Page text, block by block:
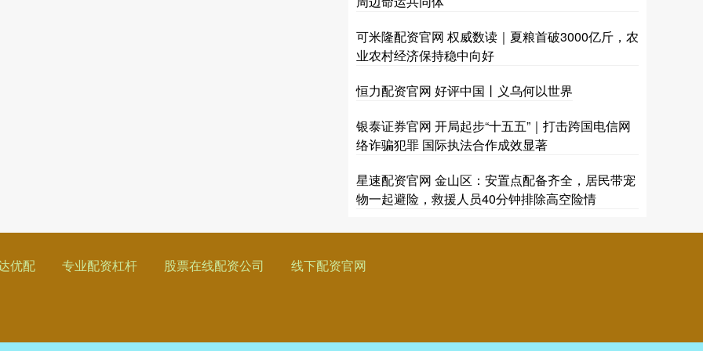
可米隆配资官网 权威数读｜夏粮首破3000亿斤，农
业农村经济保持稳中向好
恒力配资官网 好评中国丨义乌何以世界
银泰证券官网 开局起步“十五五”｜打击跨国电信网
络诈骗犯罪 国际执法合作成效显著
星速配资官网 金山区：安置点配备齐全，居民带宠
物一起避险，救援人员40分钟排除高空险情
优配 专业配资杠杆 股票在线配资公司 线下配资官网